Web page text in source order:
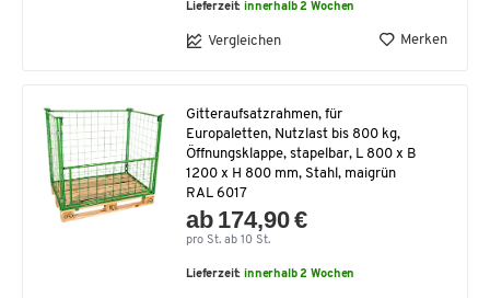
Lieferzeit:innerhalb 2 Wochen
Vergleichen Merken
Gitteraufsatzrahmen, für
Europaletten, Nutzlast bis 800 kg,
Öffnungsklappe, stapelbar, L 800 x B
1200 x H 800 mm, Stahl, maigrün
RAL 6017
ab 174,90 €
pro St. ab 10 St.
Lieferzeit:innerhalb 2 Wochen